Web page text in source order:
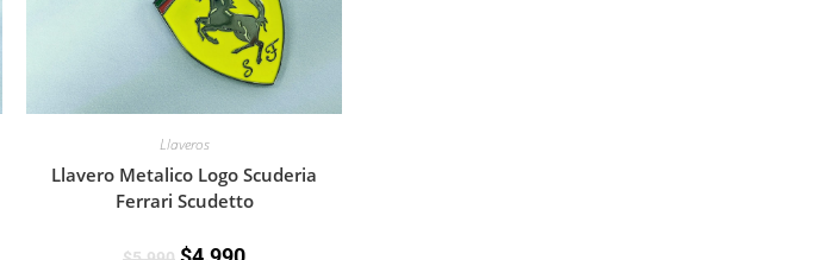
Llaveros
Llavero Metalico Logo Scuderia
Ferrari Scudetto